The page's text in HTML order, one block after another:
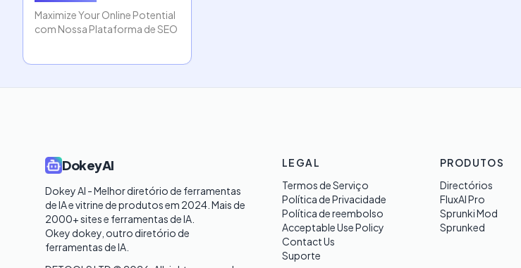
Maximize Your Online Potential
com Nossa Plataforma de SEO
DokeyAI
Dokey AI - Melhor diretório de ferramentas
de IA e vitrine de produtos em 2024. Mais de
2000+ sites e ferramentas de IA.
Okey dokey, outro diretório de
ferramentas de IA.
LEGAL
Termos de Serviço
Política de Privacidade
Política de reembolso
Acceptable Use Policy
Contact Us
Suporte
PRODUTOS
Directórios
FluxAI Pro
Sprunki Mod
Sprunked